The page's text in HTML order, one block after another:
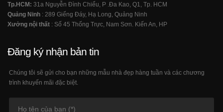
Tp.HCM: 31a Nguyễn Đình Chiểu, P .Đa Kao, Q1, Tp. HCM
Quảng Ninh : 289 Giếng Đáy, Hạ Long, Quảng Ninh
Xưởng nội thất : Số 45 Thống Trực, Nam Sơn. Kiến An, HP
Đăng ký nhận bản tin
Chúng tôi sẽ gửi cho bạn những mẫu nhà đẹp hàng tuần và các chương
trình khuyến mãi đặc biệt.